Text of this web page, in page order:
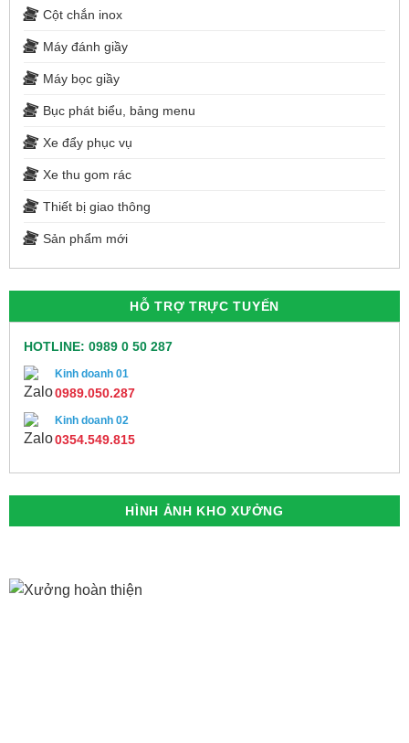
Cột chắn inox
Máy đánh giầy
Máy bọc giầy
Bục phát biểu, bảng menu
Xe đẩy phục vụ
Xe thu gom rác
Thiết bị giao thông
Sản phẩm mới
HỖ TRỢ TRỰC TUYẾN
HOTLINE: 0989 0 50 287
Kinh doanh 01
0989.050.287
Kinh doanh 02
0354.549.815
HÌNH ẢNH KHO XƯỞNG